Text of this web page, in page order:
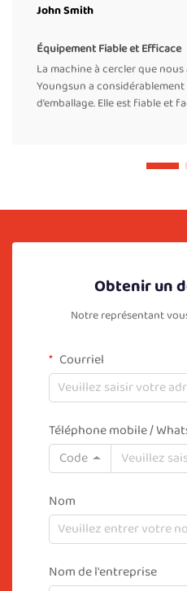
John Smith
Équipement Fiable et Efficace
La machine à cercler que
Youngsun a
d’emballage. Elle est fiable et
Obtenir un
Notre représentant
Courriel
Téléphone mobile /
Code
Nom
Nom de l'entreprise